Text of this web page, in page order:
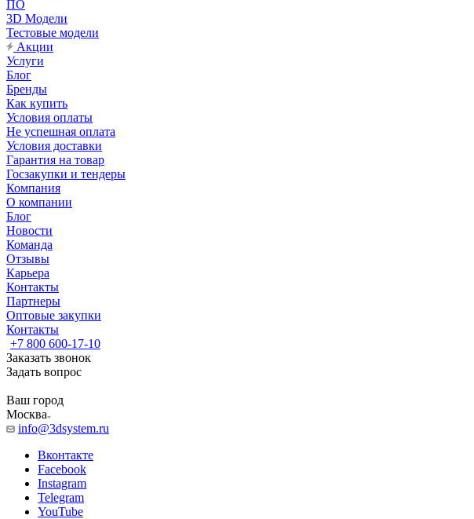
ПО
3D Модели
Тестовые модели
Акции
Услуги
Блог
Бренды
Как купить
Условия оплаты
Не успешная оплата
Условия доставки
Гарантия на товар
Госзакупки и тендеры
Компания
О компании
Блог
Новости
Команда
Отзывы
Карьера
Контакты
Партнеры
Оптовые закупки
Контакты
+7 800 600-17-10
Заказать звонок
Задать вопрос
Ваш город
Москва
info@3dsystem.ru
Вконтакте
Facebook
Instagram
Telegram
YouTube